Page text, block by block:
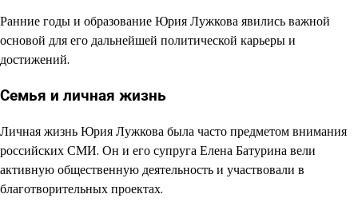
Ранние годы и образование Юрия Лужкова явились важной
основой для его дальнейшей политической карьеры и
достижений.
Семья и личная жизнь
Личная жизнь Юрия Лужкова была часто предметом внимания
российских СМИ. Он и его супруга Елена Батурина вели
активную общественную деятельность и участвовали в
благотворительных проектах.